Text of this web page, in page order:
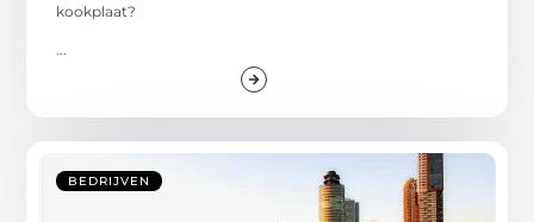
kookplaat?
...
BEDRIJVEN